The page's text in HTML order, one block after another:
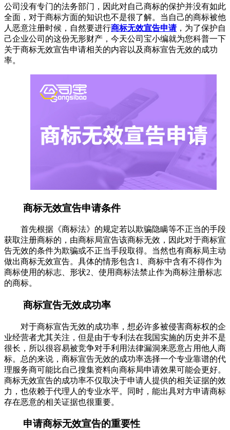
公司没有专门的法务部门，因此对自己商标的保护并没有如此
全面，对于商标方面的知识也不是很了解。当自己的商标被他
人恶意注册时候，自然要进行商标无效宣告申请，为了保护自
己企业公司的这份无形财产，今天公司宝小编就为您科普一下
关于商标无效宣告申请相关的内容以及商标宣告无效的成功
率。
商标无效宣告申请条件
首先根据《商标法》的规定若以欺骗隐瞒等不正当的手段
获取注册商标的，由商标局宣告该商标无效，因此对于商标宣
告无效的条件为欺骗或不正当手段取得。当然也有商标局主动
做出商标无效宣告。具体的情形包含1、商标中含有不得作为
商标使用的标志、形状2、使用商标法禁止作为商标注册标志
的商标。
商标宣告无效成功率
对于商标宣告无效的成功率，想必许多被侵害商标权的企
业经营者尤其关注，但是由于专利法在我国实施的历史并不是
很长，所以很容易被竞争对手利用法律漏洞来恶意占用他人商
标。总的来说，商标宣告无效的成功率选择一个专业靠谱的代
理服务商可能比自己搜集资料向商标局申请效果可能会更好。
商标无效宣告的成功率不仅取决于申请人提供的相关证据的效
力，也依赖于代理人的专业水平。同时，能出具对方申请商标
存在恶意的相关证据也很重要。
申请商标无效宣告的重要性